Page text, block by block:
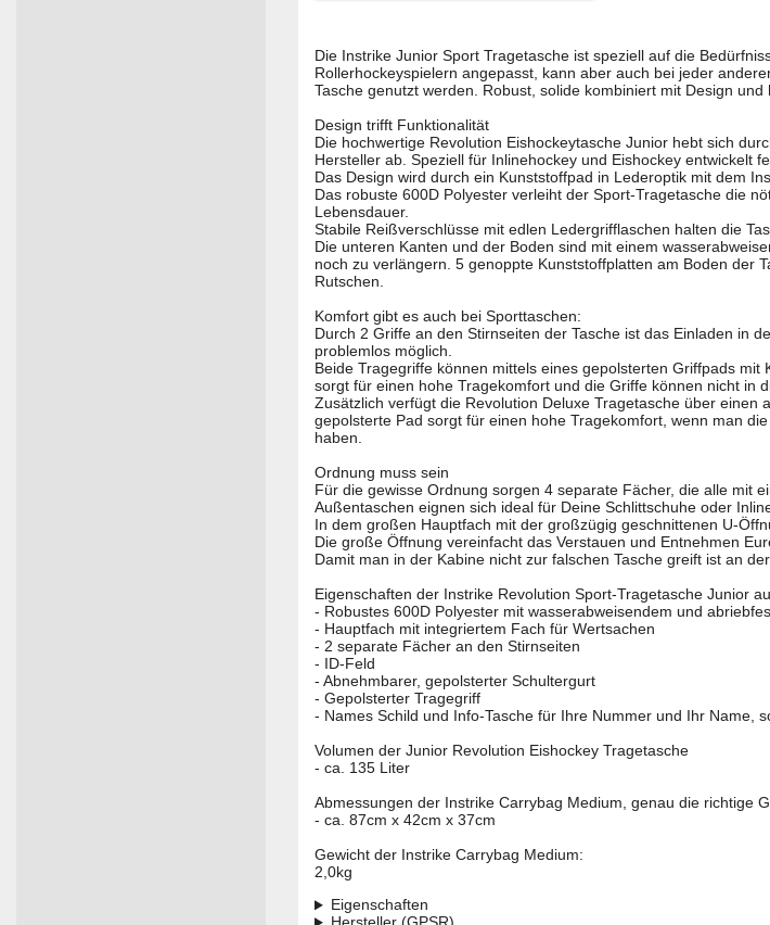
Die Instrike Junior Sport Tragetasche ist speziell auf die
Rollerhockeyspielern angepasst, kann aber auch bei jeder
Tasche genutzt werden. Robust, solide kombiniert mit Design und
Design trifft Funktionalität
Die hochwertige Revolution Eishockeytasche Junior hebt sich
Hersteller ab. Speziell für Inlinehockey und Eishockey entwickelt
Das Design wird durch ein Kunststoffpad in Lederoptik mit dem
Das robuste 600D Polyester verleiht der Sport-Tragetasche die
Lebensdauer.
Stabile Reißverschlüsse mit edlen Ledergrifflaschen halten die
Die unteren Kanten und der Boden sind mit einem
noch zu verlängern. 5 genoppte Kunststoffplatten am Boden der
Rutschen.
Komfort gibt es auch bei Sporttaschen:
Durch 2 Griffe an den Stirnseiten der Tasche ist das Einladen in
problemlos möglich.
Beide Tragegriffe können mittels eines gepolsterten Griffpads
sorgt für einen hohe Tragekomfort und die Griffe können nicht in
Zusätzlich verfügt die Revolution Deluxe Tragetasche über
gepolsterte Pad sorgt für einen hohe Tragekomfort, wenn man
haben.
Ordnung muss sein
Für die gewisse Ordnung sorgen 4 separate Fächer, die alle mit
Außentaschen eignen sich ideal für Deine Schlittschuhe oder
In dem großen Hauptfach mit der großzügig geschnittenen U-
Die große Öffnung vereinfacht das Verstauen und Entnehmen
Damit man in der Kabine nicht zur falschen Tasche greift ist an
Eigenschaften der Instrike Revolution Sport-Tragetasche Junior
- Robustes 600D Polyester mit wasserabweisendem und
- Hauptfach mit integriertem Fach für Wertsachen
- 2 separate Fächer an den Stirnseiten
- ID-Feld
- Abnehmbarer, gepolsterter Schultergurt
- Gepolsterter Tragegriff
- Names Schild und Info-Tasche für Ihre Nummer und Ihr Name,
Volumen der Junior Revolution Eishockey Tragetasche
- ca. 135 Liter
Abmessungen der Instrike Carrybag Medium, genau die richtige
- ca. 87cm x 42cm x 37cm
Gewicht der Instrike Carrybag Medium:
2,0kg
Eigenschaften